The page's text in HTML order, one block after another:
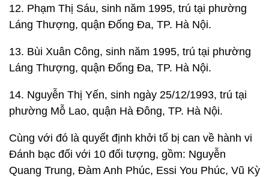
12. Phạm Thị Sáu, sinh năm 1995, trú tại phường
Láng Thượng, quận Đống Đa, TP. Hà Nội.
13. Bùi Xuân Công, sinh năm 1995, trú tại phường
Láng Thượng, quận Đống Đa, TP. Hà Nội.
14. Nguyễn Thị Yến, sinh ngày 25/12/1993, trú tại
phường Mỗ Lao, quận Hà Đông, TP. Hà Nội.
Cùng với đó là quyết định khởi tố bị can về hành vi
Đánh bạc đối với 10 đối tượng, gồm: Nguyễn
Quang Trung, Đàm Anh Phúc, Essi You Phúc, Vũ Kỳ